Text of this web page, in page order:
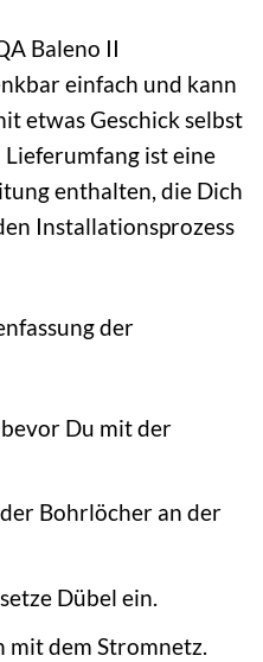
Baleno II
einfach und kann
etwas Geschick selbst
ist eine
enthalten, die Dich
Installationsprozess
der
Du mit der
Bohrlöcher an der
Dübel ein.
mit dem Stromnetz.